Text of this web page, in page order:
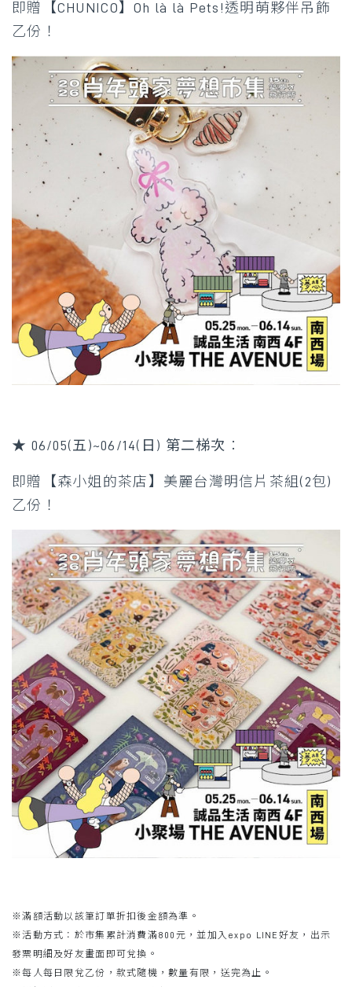
即贈【CHUNICO】Oh là là Pets!透明萌夥伴吊飾
乙份！
★ 06/05(五)~06/14(日) 第二梯次 ：
即贈【森小姐的茶店】美麗台灣明信片茶組(2包)
乙份！
※滿額活動以該筆訂單折扣後金額為準。
※活動方式：於市集累計消費滿800元，並加入expo LINE好友，出示
發票明細及好友畫面即可兌換。
※每人每日限兌乙份，款式隨機，數量有限，送完為止。